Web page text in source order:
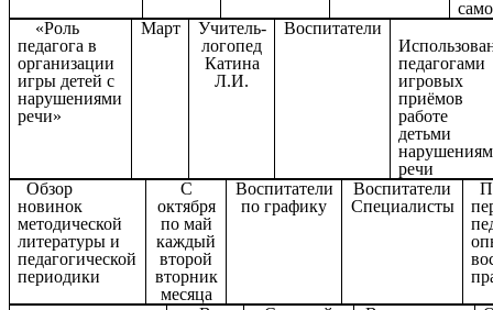
«Роль
педагога в
организации
игры детей с
нарушениями
речи»
Март
Учитель-
логопед
Катина
Л.И.
Воспитатели
педагогами
игровых
речи
Обзор
новинок
методической
литературы и
педагогической
периодики
С
октября
по май
каждый
второй
вторник
месяца
Воспитатели
по графику
Воспитатели
Специалисты